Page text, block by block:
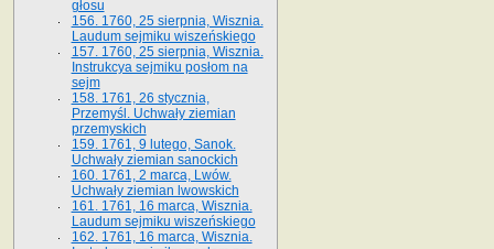
głosu
156. 1760, 25 sierpnia, Wisznia.
Laudum sejmiku wiszeńskiego
157. 1760, 25 sierpnia, Wisznia.
Instrukcya sejmiku posłom na
sejm
158. 1761, 26 stycznia,
Przemyśl. Uchwały ziemian
przemyskich
159. 1761, 9 lutego, Sanok.
Uchwały ziemian sanockich
160. 1761, 2 marca, Lwów.
Uchwały ziemian lwowskich
161. 1761, 16 marca, Wisznia.
Laudum sejmiku wiszeńskiego
162. 1761, 16 marca, Wisznia.